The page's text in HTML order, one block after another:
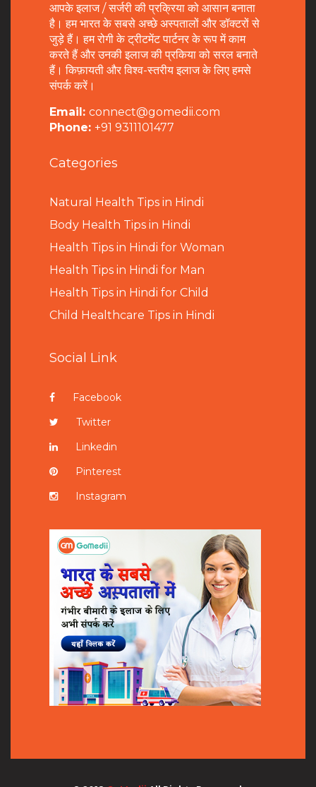
आपके इलाज / सर्जरी की प्रक्रिया को आसान बनाता
है। हम भारत के सबसे अच्छे अस्पतालों और डॉक्टरों से
जुड़े हैं। हम रोगी के ट्रीटमेंट पार्टनर के रूप में काम
करते हैं और उनकी इलाज की प्रकिया को सरल बनाते
हैं। किफ़ायती और विश्व-स्तरीय इलाज के लिए हमसे
संपर्क करें।
Email: connect@gomedii.com
Phone: +91 9311101477
Categories
Natural Health Tips in Hindi
Body Health Tips in Hindi
Health Tips in Hindi for Woman
Health Tips in Hindi for Man
Health Tips in Hindi for Child
Child Healthcare Tips in Hindi
Social Link
Facebook
Twitter
Linkedin
Pinterest
Instagram